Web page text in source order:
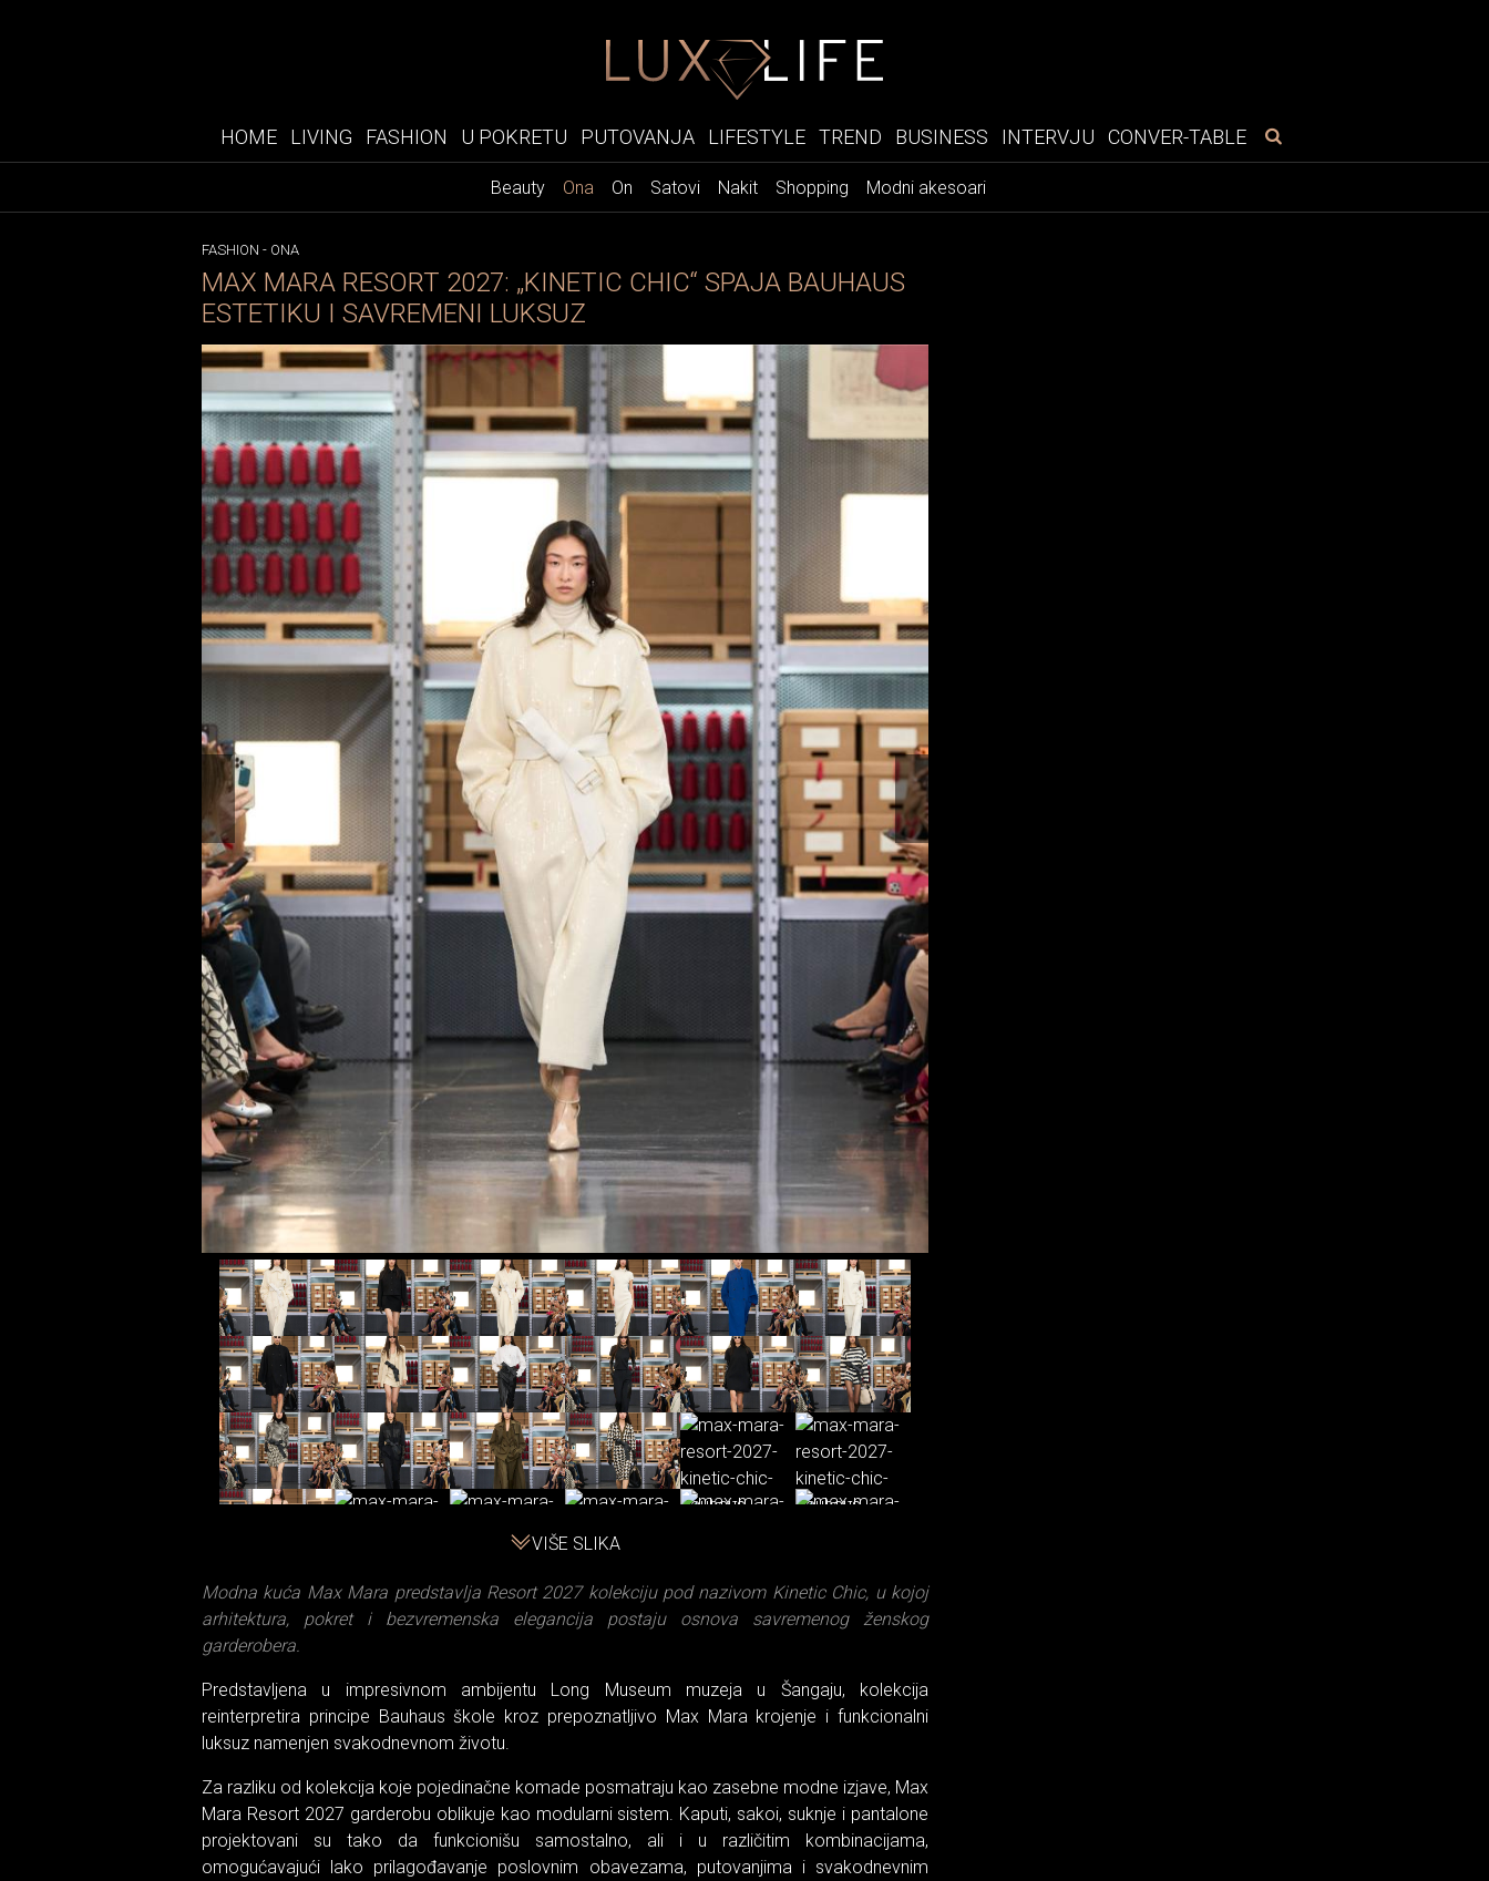
HOME LIVING FASHION U POKRETU PUTOVANJA LIFESTYLE TREND BUSINESS INTERVJU CONVER-TABLE
Beauty Ona On Satovi Nakit Shopping Modni akesoari
FASHION - ONA
MAX MARA RESORT 2027: „KINETIC CHIC“ SPAJA BAUHAUS
ESTETIKU I SAVREMENI LUKSUZ
VIŠE SLIKA
Modna kuća Max Mara predstavlja Resort 2027 kolekciju pod nazivom Kinetic Chic, u kojoj
arhitektura, pokret i bezvremenska elegancija postaju osnova savremenog ženskog
garderobera.
Predstavljena u impresivnom ambijentu Long Museum muzeja u Šangaju, kolekcija
reinterpretira principe Bauhaus škole kroz prepoznatljivo Max Mara krojenje i funkcionalni
luksuz namenjen svakodnevnom životu.
Za razliku od kolekcija koje pojedinačne komade posmatraju kao zasebne modne izjave, Max
Mara Resort 2027 garderobu oblikuje kao modularni sistem. Kaputi, sakoi, suknje i pantalone
projektovani su tako da funkcionišu samostalno, ali i u različitim kombinacijama,
omogućavajući lako prilagođavanje poslovnim obavezama, putovanjima i svakodnevnim